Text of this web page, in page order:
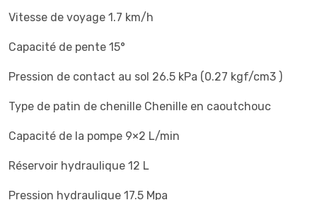
Vitesse de voyage 1.7 km/h
Capacité de pente 15°
Pression de contact au sol 26.5 kPa (0.27 kgf/cm3 )
Type de patin de chenille Chenille en caoutchouc
Capacité de la pompe 9×2 L/min
Réservoir hydraulique 12 L
Pression hydraulique 17.5 Mpa